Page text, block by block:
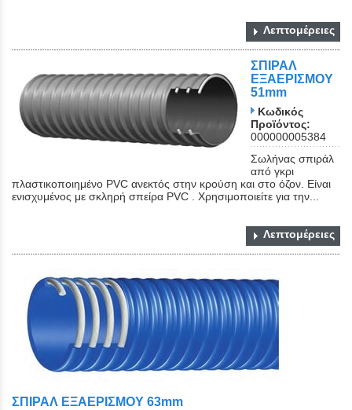
Close
Λεπτομέρειες
ΣΠΙΡΑΛ
ΕΞΑΕΡΙΣΜΟΥ
51mm
Κωδικός
Προϊόντος:
000000005384
Σωλήνας σπιράλ
από γκρι
πλαστικοποιημένο PVC ανεκτός στην κρούση και στο όζον. Είναι
ενισχυμένος με σκληρή σπείρα PVC . Χρησιμοποιείτε για την...
Λεπτομέρειες
ΣΠΙΡΑΛ ΕΞΑΕΡΙΣΜΟΥ 63mm